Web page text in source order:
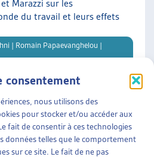
consentement
nous utilisons des
pour stocker et/ou accéder aux
fait de consentir à ces technologies
données telles que le comportement
sur ce site. Le fait de ne pas
Marazzi sur les
du travail et leurs effets
| Romain Papaevanghelou |
du mois complet
2025